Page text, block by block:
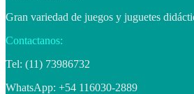
Gran variedad de juegos y juguetes
Contactanos:
Tel: (11) 73986732
WhatsApp: +54 116030-2889